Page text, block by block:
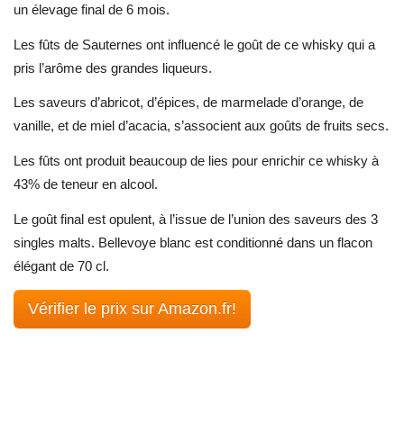
un élevage final de 6 mois.
Les fûts de Sauternes ont influencé le goût de ce whisky qui a
pris l’arôme des grandes liqueurs.
Les saveurs d’abricot, d’épices, de marmelade d’orange, de
vanille, et de miel d’acacia, s’associent aux goûts de fruits secs.
Les fûts ont produit beaucoup de lies pour enrichir ce whisky à
43% de teneur en alcool.
Le goût final est opulent, à l’issue de l’union des saveurs des 3
singles malts. Bellevoye blanc est conditionné dans un flacon
élégant de 70 cl.
Vérifier le prix sur Amazon.fr!